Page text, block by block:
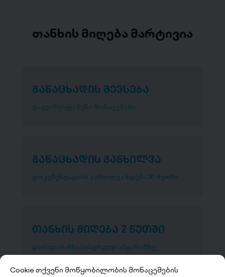
თანხის მიღება მარტივია
განაცხადის შევსება
დაგვიზუსტე შენი მონაცემები
განაცხადის განხილვა
დოკუმენტაციის განხილვა ხდება 30 წუთში
თანხის მიღება 2 წუთში
დაისვი თანხა სასურველ ანგარიშზე
Cookie თქვენი მოწყობილობის მონაცემების